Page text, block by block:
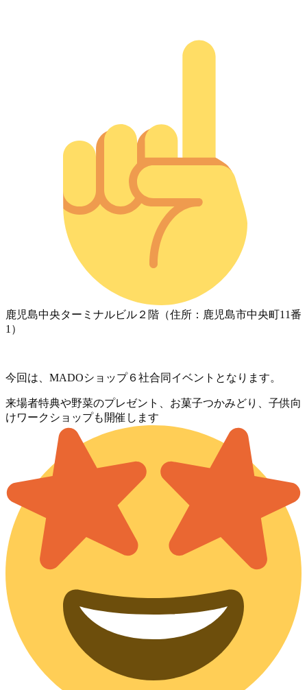
鹿児島中央ターミナルビル２階（住所：鹿児島市中央町11番
1）
今回は、MADOショップ６社合同イベントとなります。
来場者特典や野菜のプレゼント、お菓子つかみどり、子供向
けワークショップも開催します